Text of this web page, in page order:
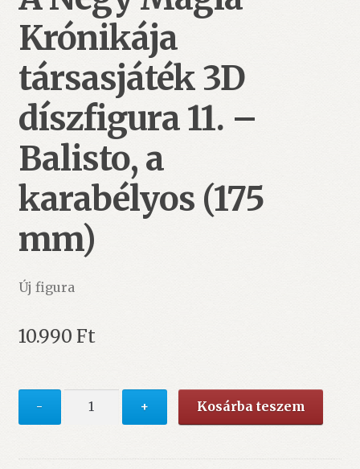
Krónikája
társasjáték 3D
díszfigura 11. –
Balisto, a
karabélyos (175
mm)
Új figura
10.990 Ft
-
Krónikája
+ Kosárba teszem